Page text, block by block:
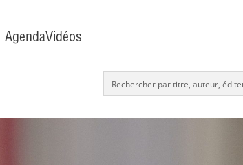
AgendaVidéos